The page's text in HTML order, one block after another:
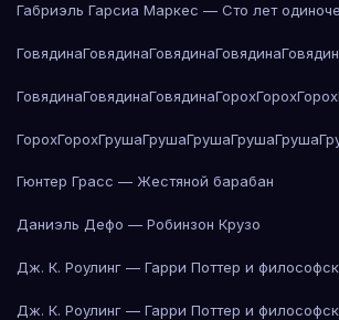
Габриэль Гарсиа Маркес — Сто лет
ГовядинаГовядинаГовядинаГовядина
ГовядинаГовядинаГовядинаГорохГорохГорох
ГорохГорохГрушаГрушаГрушаГрушаГруша
Гюнтер Грасс — Жестяной барабан
Даниэль Дефо — Робинзон Крузо
Дж. К. Роулинг — Гарри Поттер и
Дж. К. Роулинг — Гарри Поттер и